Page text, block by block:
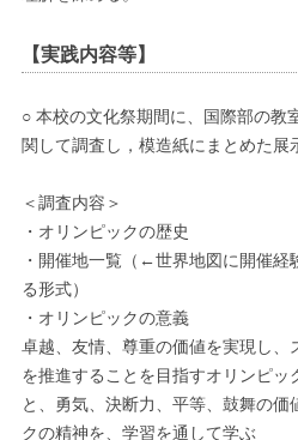
【実践内容等】
○ 本校の文化祭期間に、国際部の教
関して調査し，模造紙にまとめた展
＜調査内容＞
・オリンピックの歴史
・開催地一覧（←世界地図に開催経
る形式）
・オリンピックの意義
卓越、友情、尊重の価値を実現し、
を推進することを目指すオリンピッ
と、勇気、決断力、平等、鼓舞の
クの精神を、学習を通して学ぶ